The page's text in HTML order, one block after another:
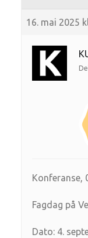
16. mai 2025
Konferanse,
Fagdag på
Dato: 4.